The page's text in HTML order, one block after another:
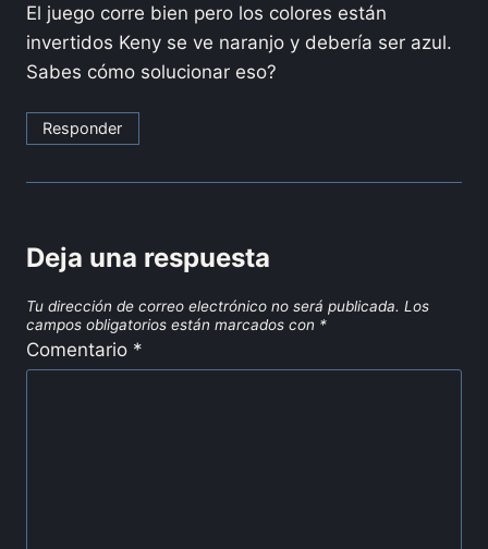
El juego corre bien pero los colores están
invertidos Keny se ve naranjo y debería ser azul.
Sabes cómo solucionar eso?
Responder
Deja una respuesta
Tu dirección de correo electrónico no será publicada. Los
campos obligatorios están marcados con *
Comentario *